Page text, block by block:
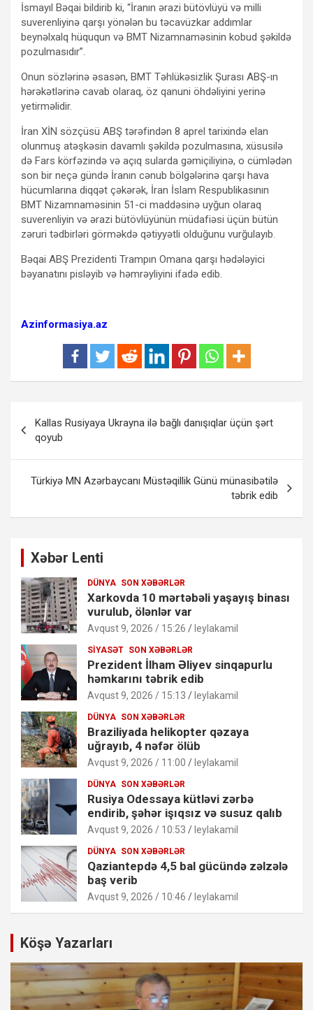
İsmayıl Bəqai bildirib ki, “İranın ərazi bütövlüyü və milli
suverenliyinə qarşı yönələn bu təcavüzkar addımlar
beynəlxalq hüququn və BMT Nizamnaməsinin kobud şəkildə
pozulmasıdır”.
Onun sözlərinə əsasən, BMT Təhlükəsizlik Şurası ABŞ-ın
hərəkətlərinə cavab olaraq, öz qanuni öhdəliyini yerinə
yetirməlidir.
İran XİN sözçüsü ABŞ tərəfindən 8 aprel tarixində elan
olunmuş atəşkəsin davamlı şəkildə pozulmasına, xüsusilə
də Fars körfəzində və açıq sularda gəmiçiliyinə, o cümlədən
son bir neçə gündə İranın cənub bölgələrinə qarşı hava
hücumlarına diqqət çəkərək, İran İslam Respublikasının
BMT Nizamnaməsinin 51-ci maddəsinə uyğun olaraq
suverenliyin və ərazi bütövlüyünün müdafiəsi üçün bütün
zəruri tədbirləri görməkdə qətiyyətli olduğunu vurğulayıb.
Bəqai ABŞ Prezidenti Trampın Omana qarşı hədələyici
bəyanatını pisləyib və həmrəyliyini ifadə edib.
Azinformasiya.az
naviqasiyası
Kallas Rusiyaya Ukrayna ilə bağlı danışıqlar üçün şərt
qoyub
Türkiyə MN Azərbaycanı Müstəqillik Günü münasibətilə
təbrik edib
Xəbər Lenti
DÜNYA SON XƏBƏRLƏR
Xarkovda 10 mərtəbəli yaşayış binası
vurulub, ölənlər var
Avqust 9, 2026 / 15:26 leylakamil
SIYASƏT SON XƏBƏRLƏR
Prezident İlham Əliyev sinqapurlu
həmkarını təbrik edib
Avqust 9, 2026 / 15:13 leylakamil
DÜNYA SON XƏBƏRLƏR
Braziliyada helikopter qəzaya
uğrayıb, 4 nəfər ölüb
Avqust 9, 2026 / 11:00 leylakamil
DÜNYA SON XƏBƏRLƏR
Rusiya Odessaya kütləvi zərbə
endirib, şəhər işıqsız və susuz qalıb
Avqust 9, 2026 / 10:53 leylakamil
DÜNYA SON XƏBƏRLƏR
Qaziantepdə 4,5 bal gücündə zəlzələ
baş verib
Avqust 9, 2026 / 10:46 leylakamil
Köşə Yazarları